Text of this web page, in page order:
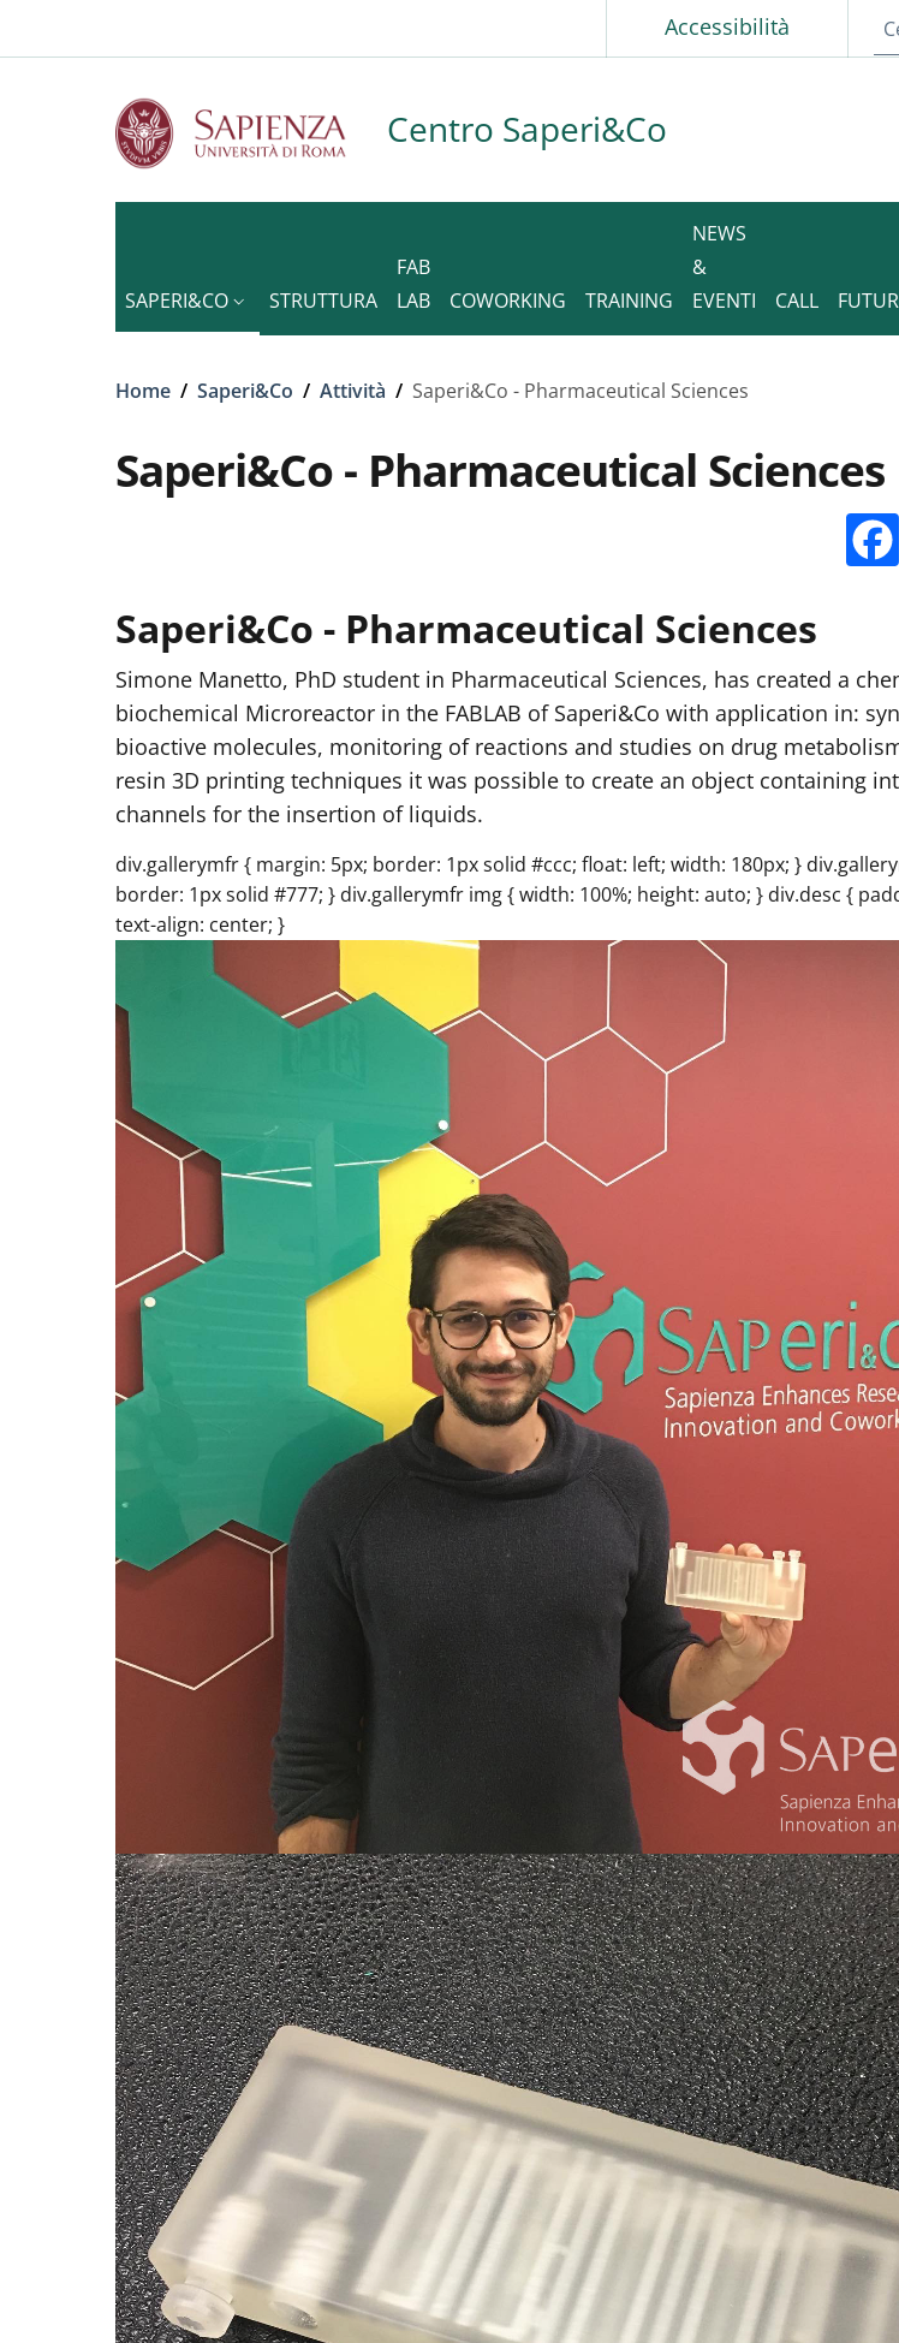
Accessibilità
Centro Saperi&Co
SAPERI&CO STRUTTURA
FAB
LAB
COWORKING TRAINING
NEWS
&
EVENTI
CALL
Briciole di pane
Home / Saperi&Co / Attività / Saperi&Co - Pharmaceutical Sciences
Saperi&Co - Pharmaceutical Sciences
Saperi&Co - Pharmaceutical Sciences
Simone Manetto, PhD student in Pharmaceutical Sciences, has created a
biochemical Microreactor in the FABLAB of Saperi&Co with application in:
bioactive molecules, monitoring of reactions and studies on drug
resin 3D printing techniques it was possible to create an object containing
channels for the insertion of liquids.
div.gallerymfr { margin: 5px; border: 1px solid #ccc; float: left; width: 180px; }
border: 1px solid #777; } div.gallerymfr img { width: 100%; height: auto; } div.desc {
text-align: center; }